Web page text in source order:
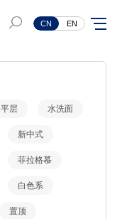
CN EN
平层 水洗面
新中式
菲拉格慕
白色系
置顶